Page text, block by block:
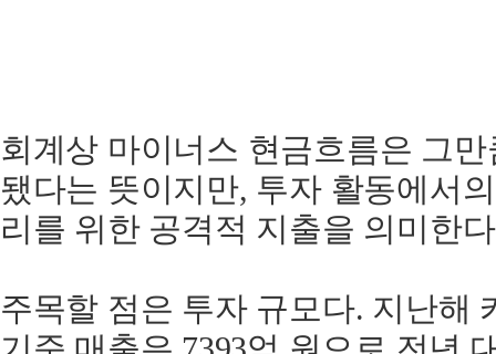
회계상 마이너스 현금흐름은 그
됐다는 뜻이지만, 투자 활동에서
리를 위한 공격적 지출을 의미한
주목할 점은 투자 규모다. 지난해